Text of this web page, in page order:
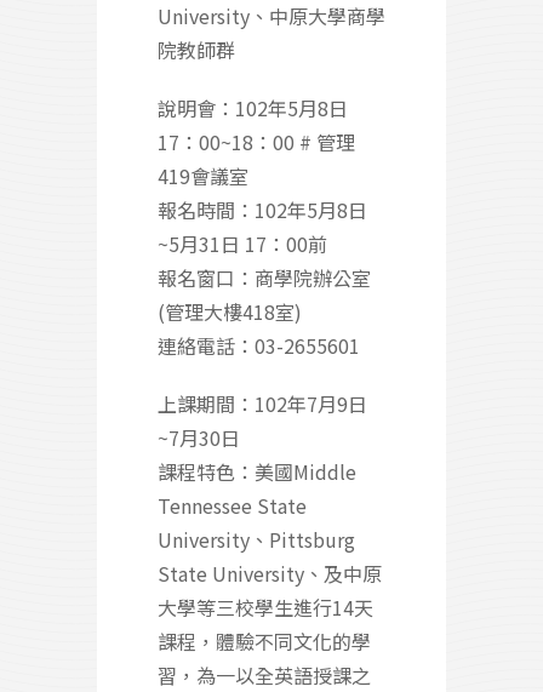
University、中原大學商學
院教師群
說明會：102年5月8日
17：00~18：00 # 管理
419會議室
報名時間：102年5月8日
~5月31日 17：00前
報名窗口：商學院辦公室
(管理大樓418室)
連絡電話：03-2655601
上課期間：102年7月9日
~7月30日
課程特色：美國Middle
Tennessee State
University、Pittsburg
State University、及中原
大學等三校學生進行14天
課程，體驗不同文化的學
習，為一以全英語授課之